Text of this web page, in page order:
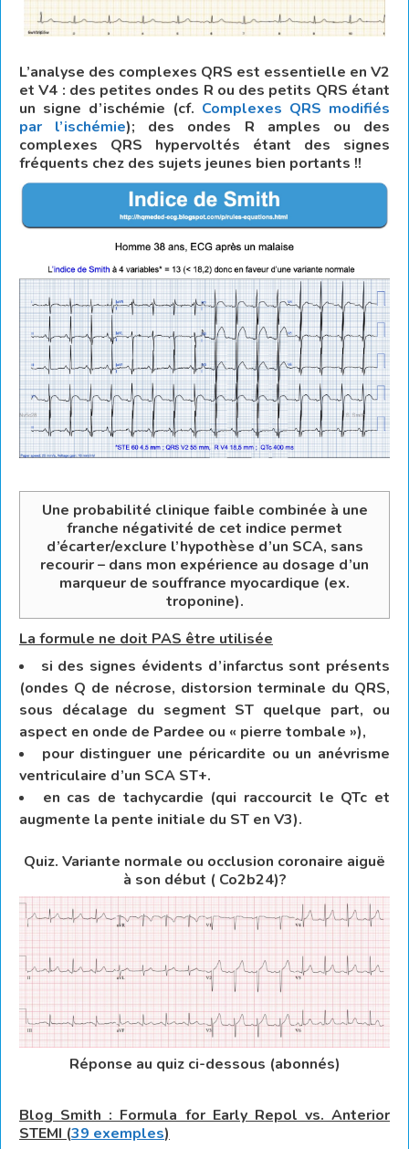
L’analyse des complexes QRS est essentielle en V2
et V4 : des petites ondes R ou des petits QRS étant
un signe d’ischémie (cf. Complexes QRS modifiés
par l’ischémie); des ondes R amples ou des
complexes QRS hypervoltés étant des signes
fréquents chez des sujets jeunes bien portants !!
Une probabilité clinique faible combinée à une
franche négativité de cet indice permet
d’écarter/exclure l’hypothèse d’un SCA, sans
recourir – dans mon expérience au dosage d’un
marqueur de souffrance myocardique (ex.
troponine).
La formule ne doit PAS être utilisée
si des signes évidents d’infarctus sont présents
(ondes Q de nécrose, distorsion terminale du QRS,
sous décalage du segment ST quelque part, ou
aspect en onde de Pardee ou « pierre tombale »),
pour distinguer une péricardite ou un anévrisme
ventriculaire d’un SCA ST+.
en cas de tachycardie (qui raccourcit le QTc et
augmente la pente initiale du ST en V3).
Quiz. Variante normale ou occlusion coronaire aiguë
à son début ( Co2b24)?
Réponse au quiz ci-dessous (abonnés)
Blog Smith : Formula for Early Repol vs. Anterior
STEMI (39 exemples)